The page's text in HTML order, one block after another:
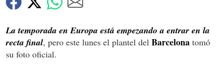
La temporada en Europa está empezando a entrar en la
recta final, pero este lunes el plantel del Barcelona tomó
su foto oficial.